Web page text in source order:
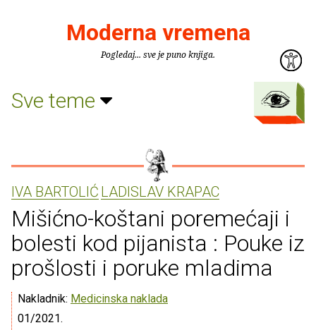
Moderna vremena
Pogledaj... sve je puno knjiga.
Sve teme
IVA BARTOLIĆ LADISLAV KRAPAC
Mišićno-koštani poremećaji i
bolesti kod pijanista : Pouke iz
prošlosti i poruke mladima
Nakladnik: Medicinska naklada
01/2021.